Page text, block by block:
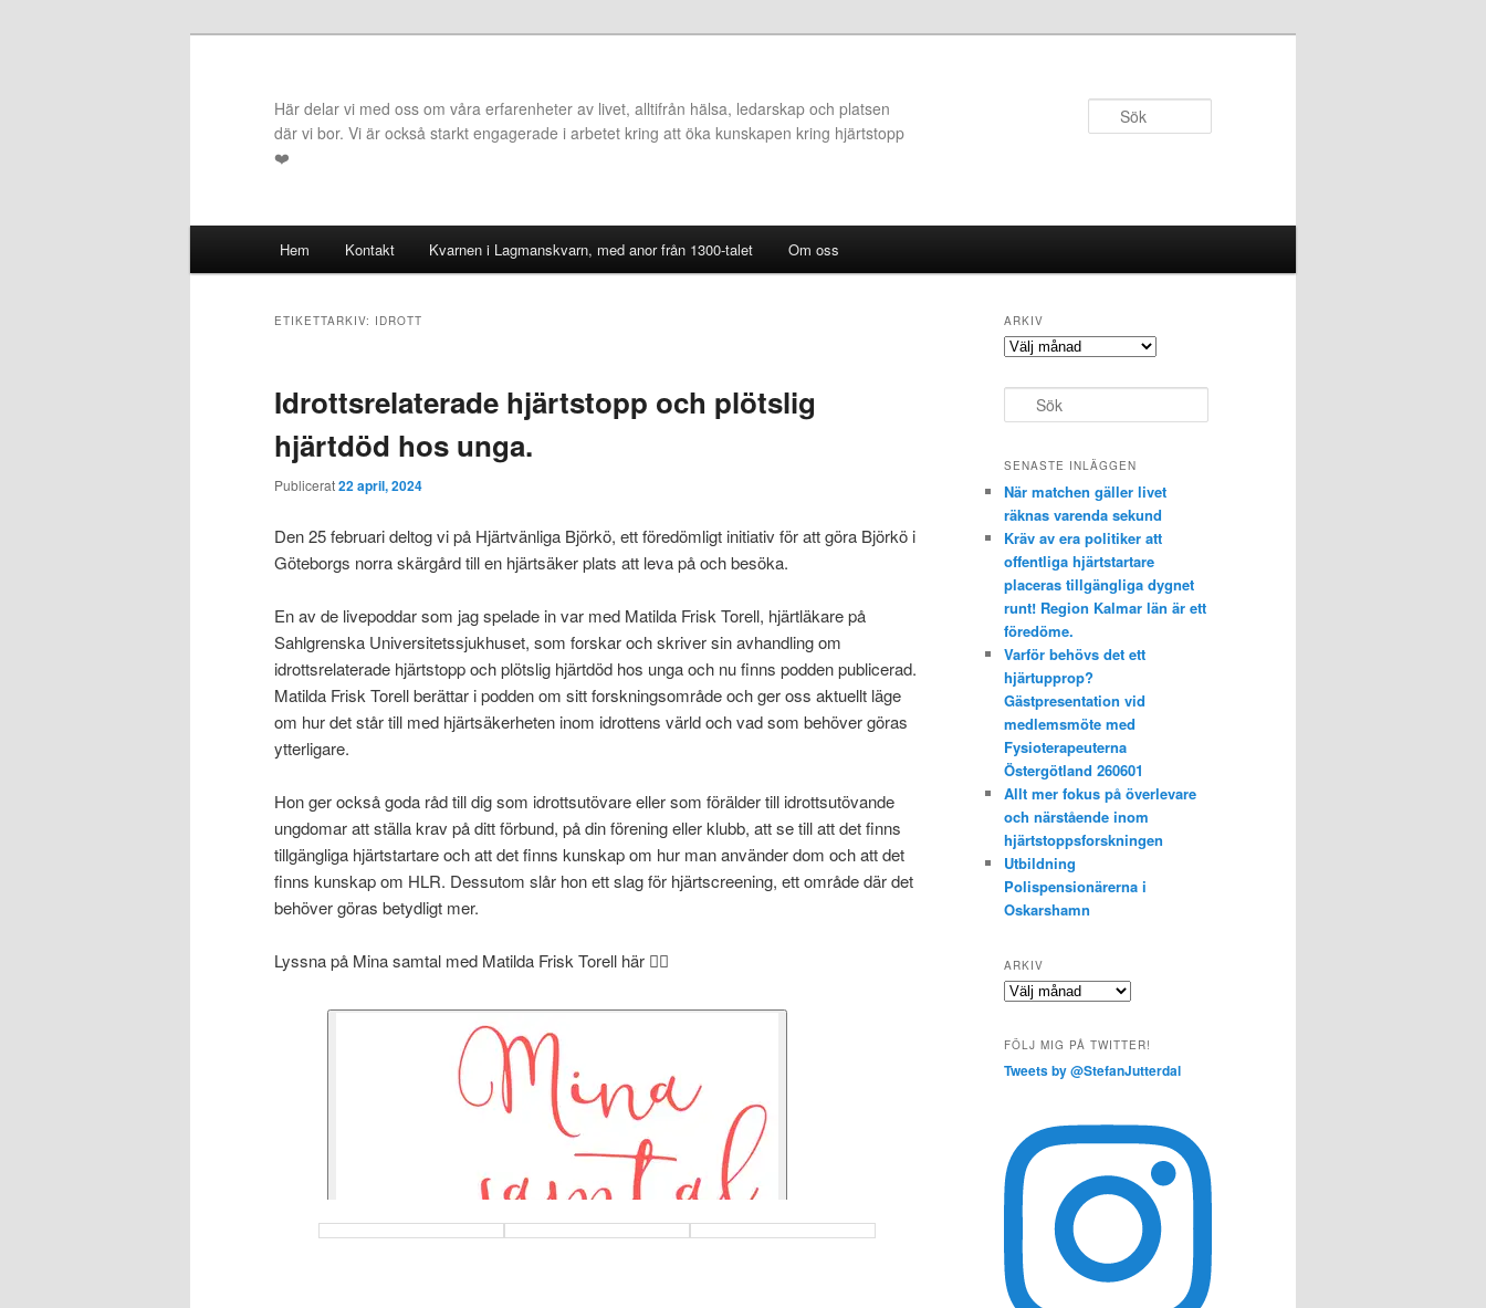
Här delar vi med oss om våra erfarenheter av livet, alltifrån hälsa, ledarskap och platsen
där vi bor. Vi är också starkt engagerade i arbetet kring att öka kunskapen kring hjärtstopp
❤️
Hem Kontakt Kvarnen i Lagmanskvarn, med anor från 1300-talet Om oss
ETIKETTARKIV: IDROTT
Idrottsrelaterade hjärtstopp och plötslig
hjärtdöd hos unga.
Publicerat22 april, 2024
Den 25 februari deltog vi på Hjärtvänliga Björkö, ett föredömligt initiativ för att göra Björkö i
Göteborgs norra skärgård till en hjärtsäker plats att leva på och besöka.
En av de livepoddar som jag spelade in var med Matilda Frisk Torell, hjärtläkare på
Sahlgrenska Universitetssjukhuset, som forskar och skriver sin avhandling om
idrottsrelaterade hjärtstopp och plötslig hjärtdöd hos unga och nu finns podden publicerad.
Matilda Frisk Torell berättar i podden om sitt forskningsområde och ger oss aktuellt läge
om hur det står till med hjärtsäkerheten inom idrottens värld och vad som behöver göras
ytterligare.
Hon ger också goda råd till dig som idrottsutövare eller som förälder till idrottsutövande
ungdomar att ställa krav på ditt förbund, på din förening eller klubb, att se till att det finns
tillgängliga hjärtstartare och att det finns kunskap om hur man använder dom och att det
finns kunskap om HLR. Dessutom slår hon ett slag för hjärtscreening, ett område där det
behöver göras betydligt mer.
Lyssna på Mina samtal med Matilda Frisk Torell här 👇🏻
ARKIV
Arkiv
ö
SENASTE INLÄGGEN
När matchen gäller livet
räknas varenda sekund
Kräv av era politiker att
offentliga hjärtstartare
placeras tillgängliga dygnet
runt! Region Kalmar län är ett
föredöme.
Varför behövs det ett
hjärtupprop?
Gästpresentation vid
medlemsmöte med
Fysioterapeuterna
Östergötland 260601
Allt mer fokus på överlevare
och närstående inom
hjärtstoppsforskningen
Utbildning
Polispensionärerna i
Oskarshamn
ARKIV
Arkiv
FÖLJ MIG PÅ TWITTER!
Tweets by @StefanJutterdal